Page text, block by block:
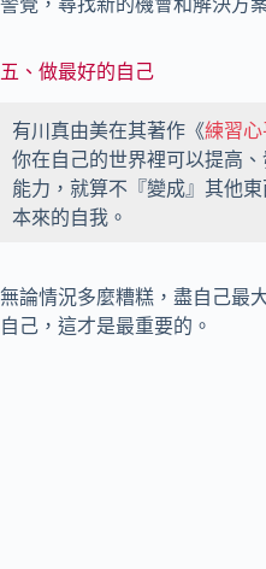
五、做最好的自己
有川真由美在其著作《練習
你在自己的世界裡可以提高
能力，就算不『變成』其他東
本來的自我。
無論情況多麼糟糕，盡自己最
自己，這才是最重要的。